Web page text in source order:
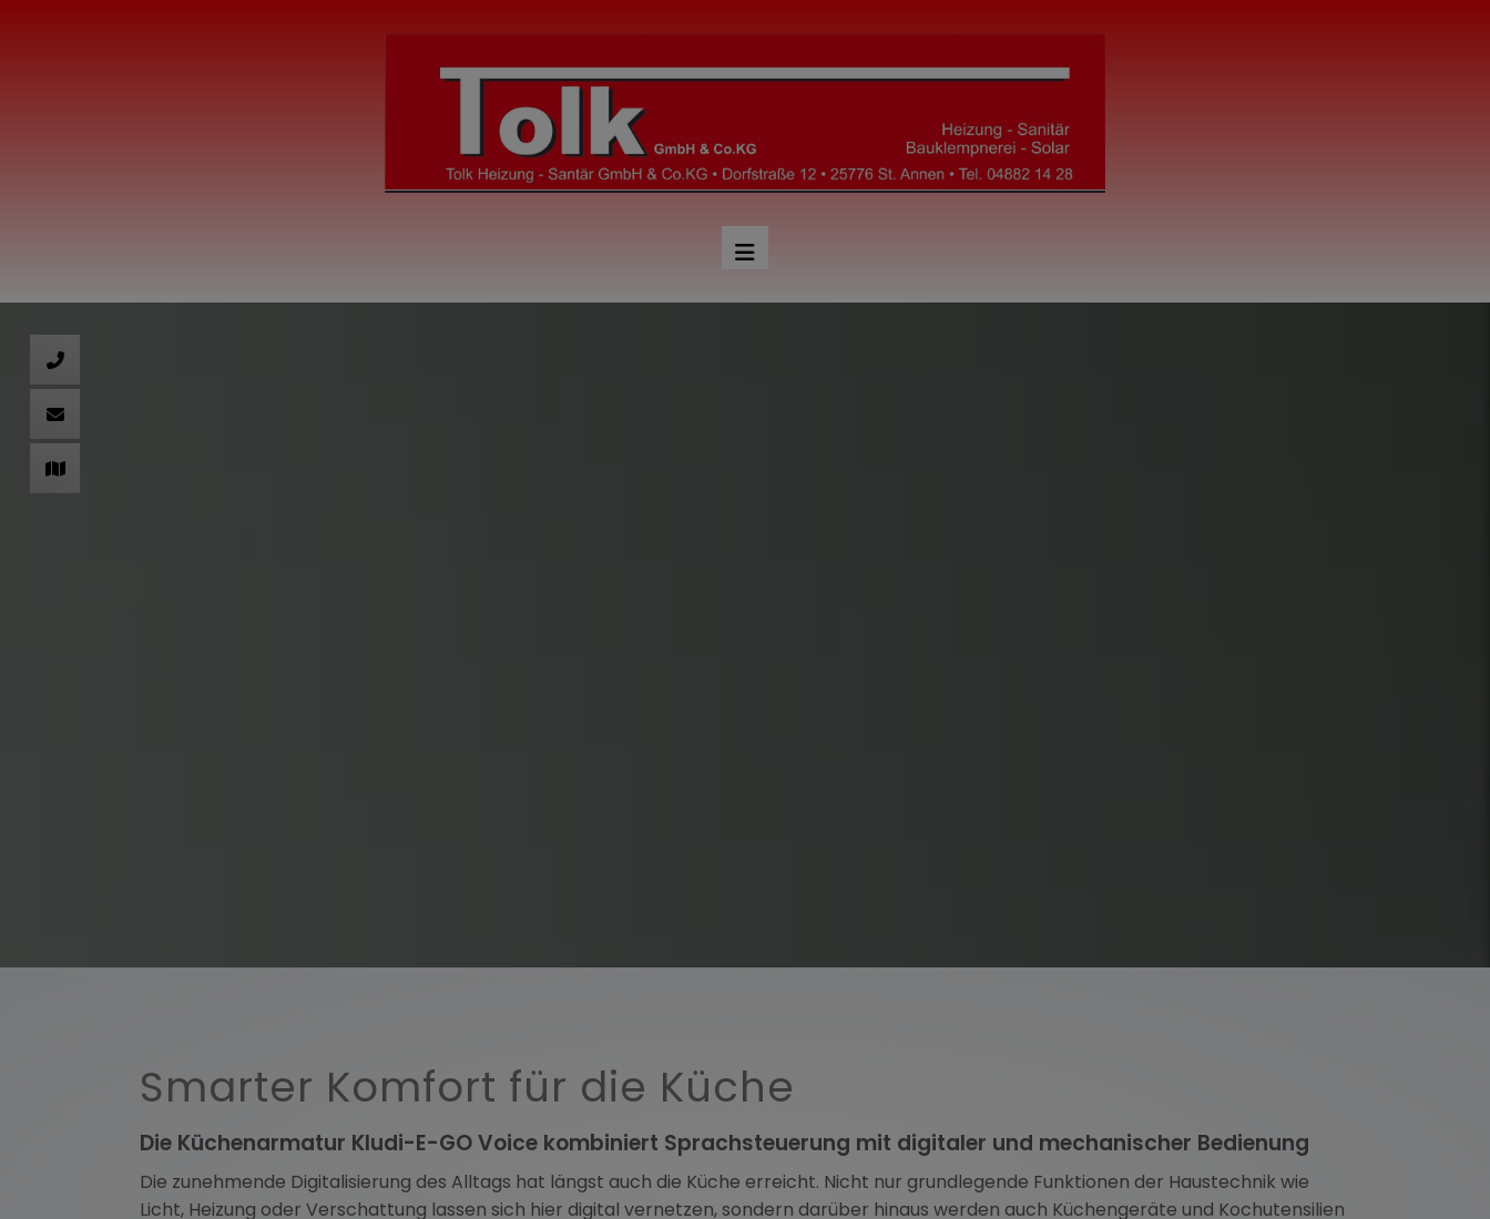
Smarter Komfort für die Küche
Die Küchenarmatur Kludi-E-GO Voice kombiniert Sprachsteuerung mit digitaler und mechanischer Bedienung
Die zunehmende Digitalisierung des Alltags hat längst auch die Küche erreicht. Nicht nur grundlegende Funktionen der Haustechnik wie
Licht, Heizung oder Verschattung lassen sich hier digital vernetzen, sondern darüber hinaus werden auch Küchengeräte und Kochutensilien
und schließen